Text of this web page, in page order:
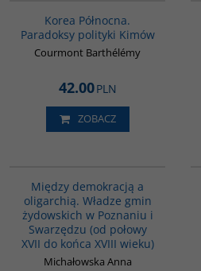
Korea Północna.
Paradoksy polityki Kimów
Courmont Barthélémy
42.00PLN
ZOBACZ
Między demokracją a
oligarchią. Władze gmin
żydowskich w Poznaniu i
Swarzędzu (od połowy
XVII do końca XVIII wieku)
Michałowska Anna